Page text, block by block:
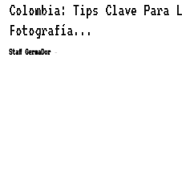
Colombia: Tips Clave Para
Fotografía...
Staff GermaDor -